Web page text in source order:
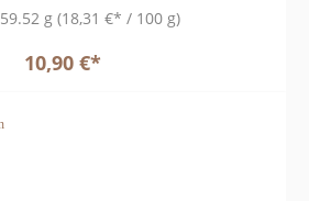
59.52 g (18,31 €* / 100 g)
10,90 €*